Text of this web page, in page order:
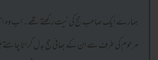
ہمارے ایک صاحب حج کی نیت رکھتے تھے۔ اب وہ
مرحوم کی طرف سے ان کے بھائی حج بدل کرانا چاہتے